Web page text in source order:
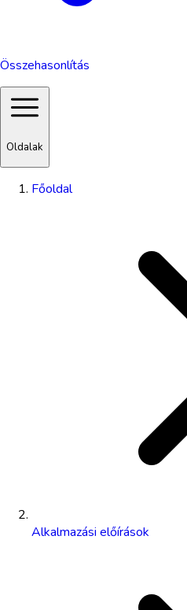
Összehasonlítás
Oldalak
Főoldal
Alkalmazási előírások